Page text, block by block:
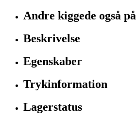
Andre kiggede også på
Beskrivelse
Egenskaber
Trykinformation
Lagerstatus